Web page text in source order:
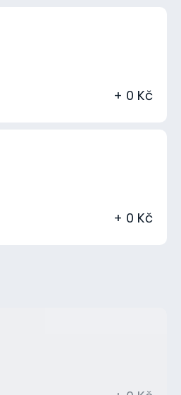
+ 0 Kč
+ 0 Kč